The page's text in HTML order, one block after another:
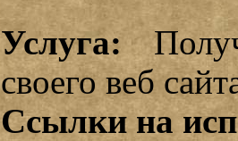
Услуга:
своего веб
Ссылки на